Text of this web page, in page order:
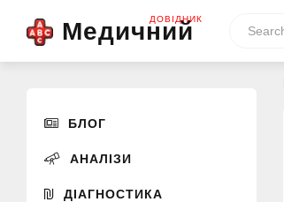
Медичний
ДОВІДНИК
БЛОГ
АНАЛІЗИ
ДІАГНОСТИКА